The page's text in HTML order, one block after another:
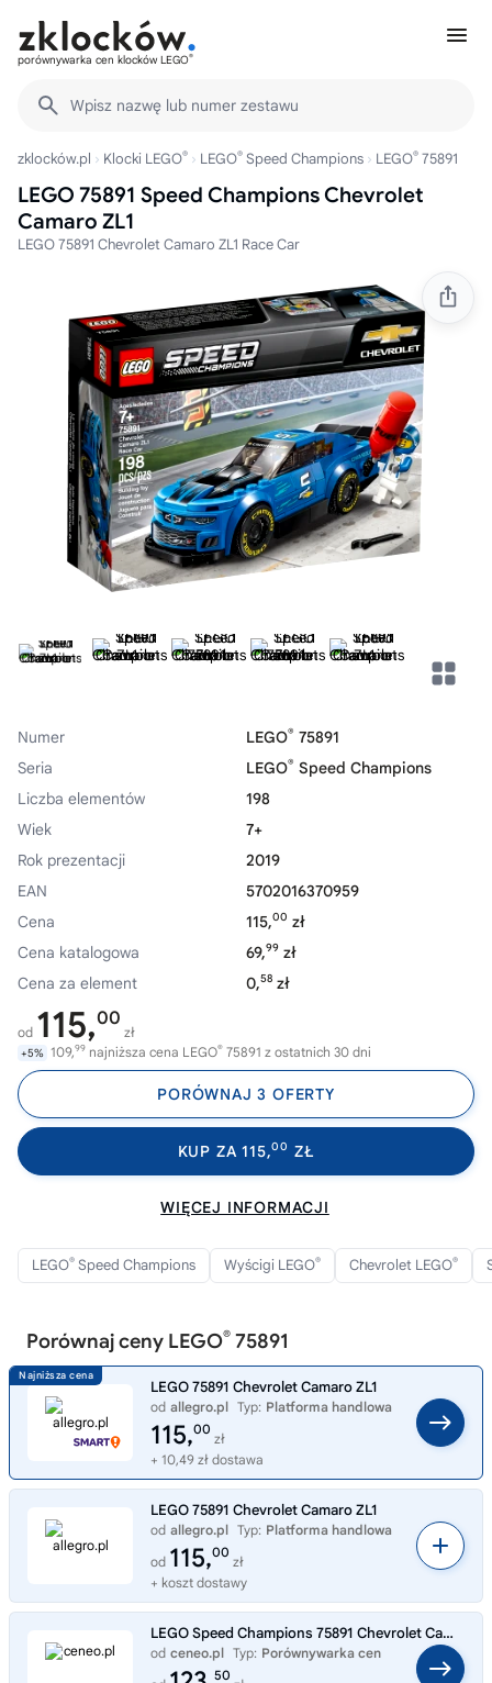
porównywarka cen klocków LEGO®
Wpisz nazwę lub numer zestawu
zklocków.pl Klocki LEGO® LEGO® Speed Champions LEGO® 75891
LEGO 75891 Speed Champions Chevrolet
Camaro ZL1
LEGO 75891 Chevrolet Camaro ZL1 Race Car
Numer LEGO® 75891
Seria
LEGO® Speed Champions
Liczba elementów
198
Wiek
7+
Rok prezentacji
2019
EAN
5702016370959
Cena
115,00 zł
Cena katalogowa
69,99 zł
Cena za element
0,58 zł
od 115,00
zł
+5% 109,99 najniższa cena LEGO® 75891 z ostatnich 30 dni
PORÓWNAJ 3 OFERTY
KUP ZA 115,00 ZŁ
WIĘCEJ INFORMACJI
LEGO® Speed Champions Wyścigi LEGO® Chevrolet LEGO®
Porównaj ceny LEGO® 75891
LEGO 75891 Chevrolet Camaro ZL1
od allegro.pl Typ: Platforma handlowa
115,00
zł
+ 10,49 zł dostawa
LEGO 75891 Chevrolet Camaro ZL1
od allegro.pl Typ: Platforma handlowa
od 115,00
zł
+ koszt dostawy
LEGO Speed Champions 75891 Chevrolet Camaro ZL1
od ceneo.pl Typ: Porównywarka cen
50